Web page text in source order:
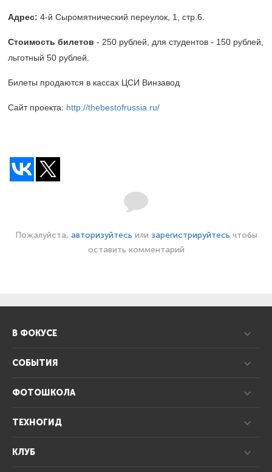
Адрес: 4-й Сыромятнический переулок, 1, стр.6.
Стоимость билетов - 250 рублей, для студентов - 150 рублей,
льготный 50 рублей.
Билеты продаются в кассах ЦСИ Винзавод
Сайт проекта: http://thebestofrussia.ru/
Пожалуйста, авторизуйтесь или зарегистрируйтесь чтобы
оставить комментарий
В ФОКУСЕ
СОБЫТИЯ
ФОТОШКОЛА
ТЕХНОГИД
КЛУБ